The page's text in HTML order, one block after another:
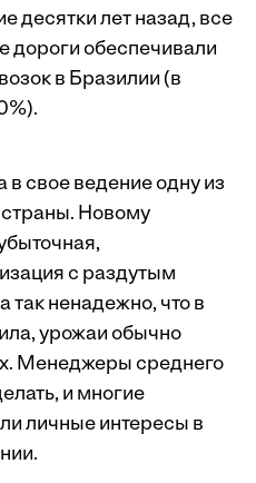
десятки лет назад, все
дороги обеспечивали
в Бразилии (в
в свое ведение одну из
Новому
с раздутым
так ненадежно, что в
урожаи обычно
Менеджеры среднего
и многие
личные интересы в